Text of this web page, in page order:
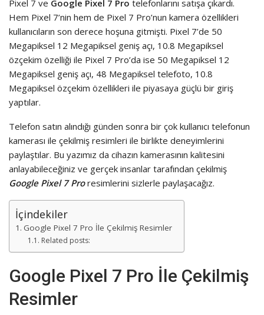
Pixel 7 ve Google Pixel 7 Pro telefonlarını satışa çıkardı.
Hem Pixel 7’nin hem de Pixel 7 Pro’nun kamera özellikleri
kullanıcıların son derece hoşuna gitmişti. Pixel 7’de 50
Megapiksel 12 Megapiksel geniş açı, 10.8 Megapiksel
özçekim özelliği ile Pixel 7 Pro’da ise 50 Megapiksel 12
Megapiksel geniş açı, 48 Megapiksel telefoto, 10.8
Megapiksel özçekim özellikleri ile piyasaya güçlü bir giriş
yaptılar.
Telefon satın alındığı günden sonra bir çok kullanıcı telefonun
kamerası ile çekilmiş resimleri ile birlikte deneyimlerini
paylaştılar. Bu yazımız da cihazın kamerasının kalitesini
anlayabileceğiniz ve gerçek insanlar tarafından çekilmiş
Google Pixel 7 Proresimlerini sizlerle paylaşacağız.
İçindekiler
Google Pixel 7 Pro İle Çekilmiş Resimler
Related posts:
Google Pixel 7 Pro İle Çekilmiş
Resimler